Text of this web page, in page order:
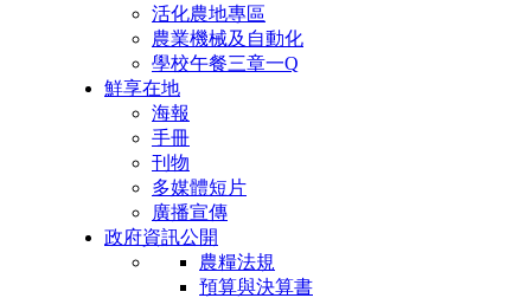
活化農地專區
農業機械及自動化
學校午餐三章一Q
鮮享在地
海報
手冊
刊物
多媒體短片
廣播宣傳
政府資訊公開
農糧法規
預算與決算書